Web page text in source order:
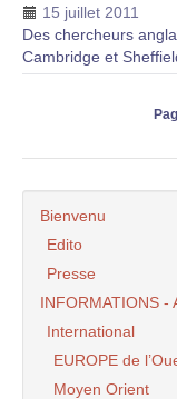
15 juillet 2011
Des chercheurs
Cambridge et
Bienvenu
Edito
Presse
INFORMATIONS -
International
EUROPE de
Moyen Orient